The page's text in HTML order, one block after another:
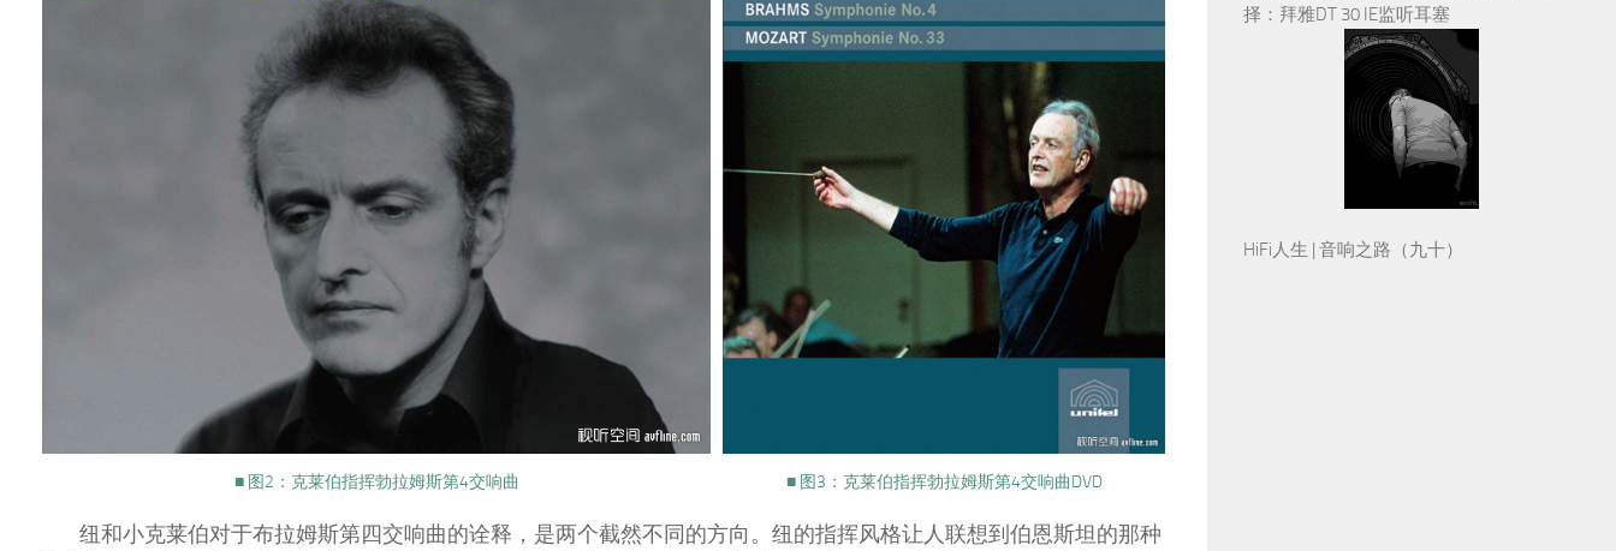
■ 图2：克莱伯指挥勃拉姆斯第4交响曲 ■ 图3：克莱伯指挥勃拉姆斯第4交响曲DVD
纽和小克莱伯对于布拉姆斯第四交响曲的诠释，是两个截然不同的方向。纽的指挥风格让人联想到伯恩斯坦的那种
择：拜雅DT 30 IE监听耳塞
HiFi人生 | 音响之路（九十）